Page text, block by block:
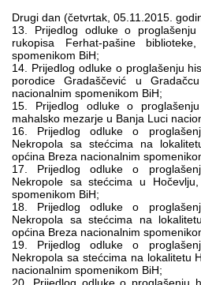
Drugi dan (četvrtak, 05.11.2015.
13. Prijedlog odluke o
rukopisa Ferhat-pašine
spomenikom BiH;
14. Prijedlog odluke o proglašenju
porodice Gradaščević u
nacionalnim spomenikom BiH;
15. Prijedlog odluke o
mahalsko mezarje u Banja Luci
16. Prijedlog odluke o
Nekropola sa stećcima na
općina Breza nacionalnim
17. Prijedlog odluke o
Nekropole sa stećcima u
spomenikom BiH;
18. Prijedlog odluke o
Nekropola sa stećcima na
općina Breza nacionalnim
19. Prijedlog odluke o
Nekropola sa stećcima na lokalitetu
nacionalnim spomenikom BiH;